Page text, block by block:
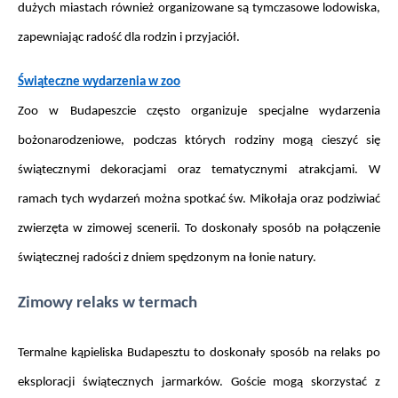
dużych miastach również organizowane są tymczasowe lodowiska,
zapewniając radość dla rodzin i przyjaciół.
Świąteczne wydarzenia w zoo
Zoo w Budapeszcie często organizuje specjalne wydarzenia
bożonarodzeniowe, podczas których rodziny mogą cieszyć się
świątecznymi dekoracjami oraz tematycznymi atrakcjami. W
ramach tych wydarzeń można spotkać św. Mikołaja oraz podziwiać
zwierzęta w zimowej scenerii. To doskonały sposób na połączenie
świątecznej radości z dniem spędzonym na łonie natury.
Zimowy relaks w termach
Termalne kąpieliska Budapesztu to doskonały sposób na relaks po
eksploracji świątecznych jarmarków. Goście mogą skorzystać z